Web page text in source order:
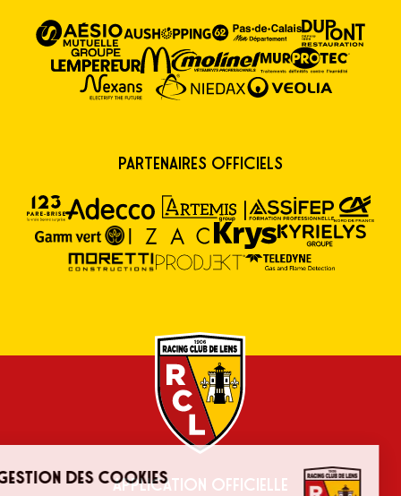
Partenaires Officiels
Application Officielle